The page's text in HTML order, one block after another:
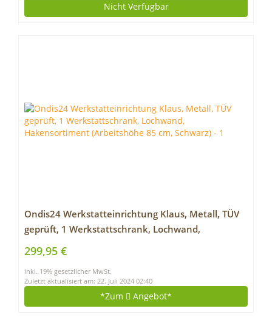
Nicht Verfügbar
Ondis24 Werkstatteinrichtung Klaus, Metall, TÜV
geprüft, 1 Werkstattschrank, Lochwand,
Hakensortiment (Arbeitshöhe 85 cm, Schwarz)
299,95 €
inkl. 19% gesetzlicher MwSt.
Zuletzt aktualisiert am: 22. Juli 2024 02:40
*Zum Angebot*